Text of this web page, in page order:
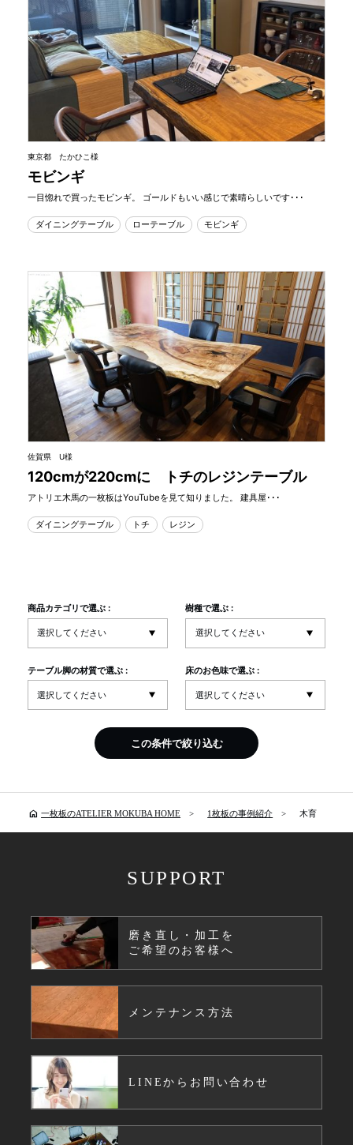
東京都 たかひこ様
モビンギ
一目惚れで買ったモビンギ。 ゴールドもいい感じで素晴らしいです･･･
ダイニングテーブル ローテーブル モビンギ
佐賀県 U様
120cmが220cmに トチのレジンテーブル
アトリエ木馬の一枚板はYouTubeを見て知りました。 建具屋･･･
ダイニングテーブル トチ レジン
商品カテゴリで選ぶ : 樹種で選ぶ :
テーブル脚の材質で選ぶ : 床のお色味で選ぶ :
この条件で絞り込む
home 一枚板のATELIER MOKUBA HOME 1枚板の事例紹介 木育
SUPPORT
磨き直し・加工を
ご希望のお客様へ
メンテナンス方法
LINEからお問い合わせ